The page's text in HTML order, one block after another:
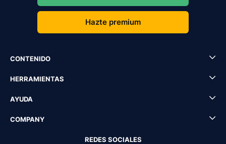
Hazte premium
CONTENIDO
HERRAMIENTAS
AYUDA
COMPANY
REDES SOCIALES